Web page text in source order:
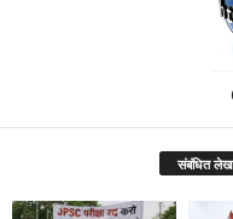
संबंधित लेख